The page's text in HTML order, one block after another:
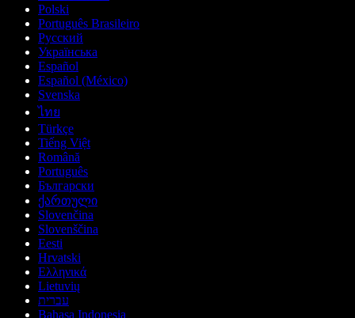
Polski
Português Brasileiro
Русский
Українська
Español
Español (México)
Svenska
ไทย
Türkçe
Tiếng Việt
Română
Português
Български
ქართული
Slovenčina
Slovenščina
Eesti
Hrvatski
Ελληνικά
Lietuvių
עברית
Bahasa Indonesia